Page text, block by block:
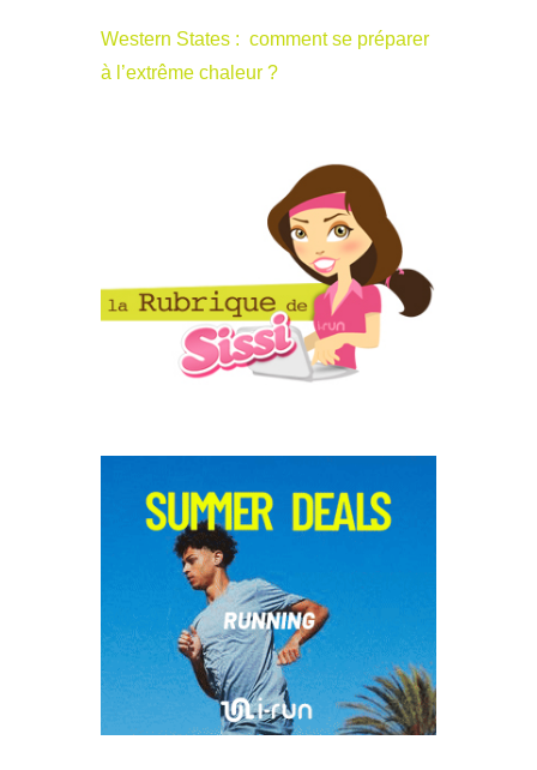
Western States : comment se préparer
à l’extrême chaleur ?